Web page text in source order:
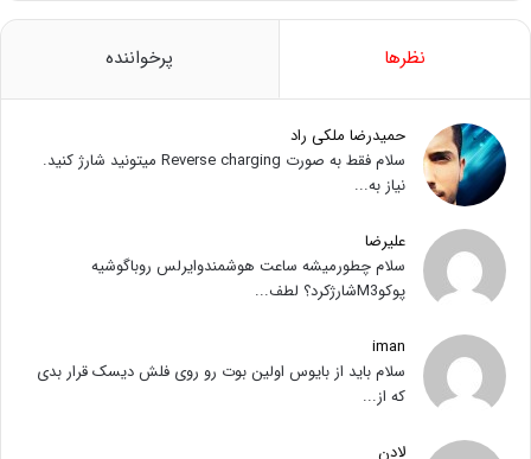
نظرها پرخواننده
حمیدرضا ملکی راد
سلام فقط به صورت Reverse charging میتونید شارژ کنید.
نیاز به...
علیرضا
سلام چطورمیشه ساعت هوشمندوایرلس روباگوشیه
پوکوM3شارژکرد؟ لطف...
iman
سلام باید از بایوس اولین بوت رو روی فلش دیسک قرار بدی
که از...
لادن